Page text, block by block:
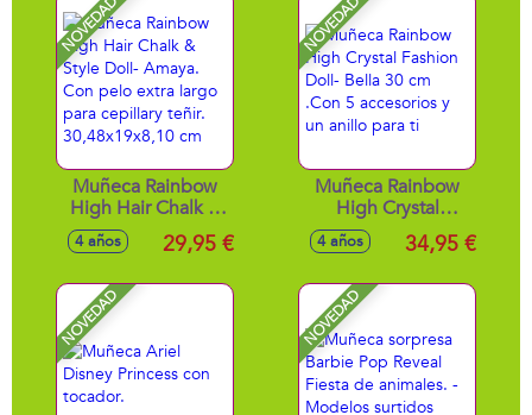
charms.
NOVEDAD
Muñeca Rainbow
High Hair Chalk &
Style Doll- Amaya.
Con pelo extra
teñir.
30,48x19x8,10 cm
4 años 29,95 €
NOVEDAD
Muñeca Rainbow
High Crystal
Fashion Doll- Bella
30 cm .Con 5
anillo para ti
4 años 34,95 €
NOVEDAD NOVEDAD